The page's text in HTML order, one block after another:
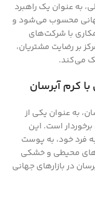
به عنوان یک راهبرد
محسوب می‌شود و
با شرکت‌های
بر رضایت مشتریان،
می‌کند.
با کرم آبرسان
به عنوان یکی از
است. این
فرد خود، به پوست
محیطی و خشکی
در بازارهای جهانی